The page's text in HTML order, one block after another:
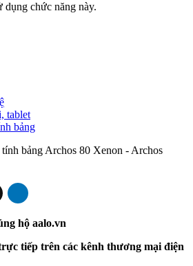
dụng chức năng này.
tablet
bảng
hộ aalo.vn
tiếp trên các kênh thương mại điện